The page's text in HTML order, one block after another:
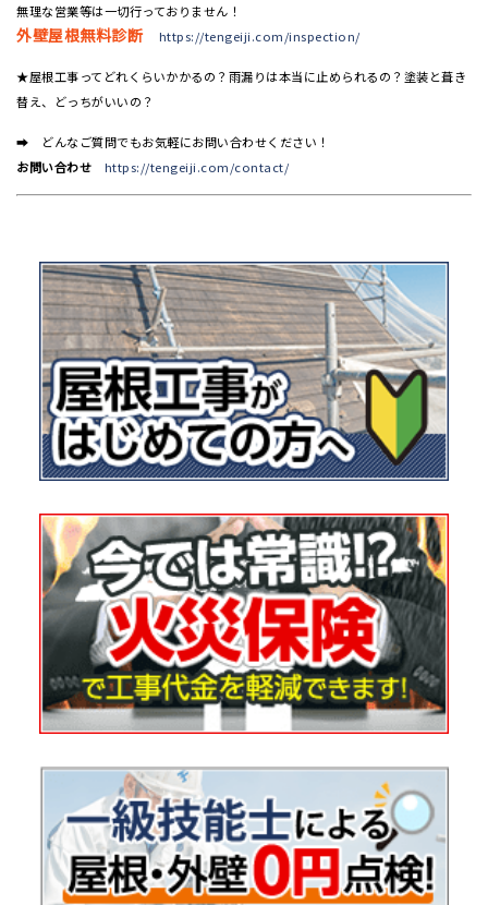
無理な営業等は一切行っておりません！
外壁屋根無料診断 https://tengeiji.com/inspection/
★屋根工事ってどれくらいかかるの？雨漏りは本当に止められるの？塗装と葺き
替え、どっちがいいの？
➡ どんなご質問でもお気軽にお問い合わせください！
お問い合わせ
https://tengeiji.com/contact/